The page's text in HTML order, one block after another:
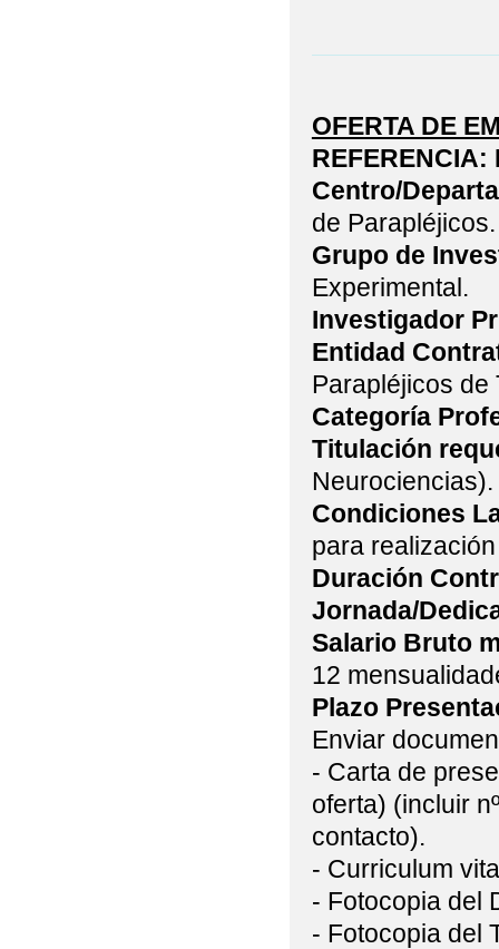
OFERTA DE
REFERENCIA:
Centro/
de Parapléjicos.
Grupo de
Investigador
Entidad
Parapléjicos de
Categoría
Titulación
Neurociencias).
Condiciones
para
Duración
Jornada/
Salario Bruto
12
Plazo
Enviar
- Carta de
oferta) (incluir
contacto).
- Curriculum
- Fotocopia del
- Fotocopia del